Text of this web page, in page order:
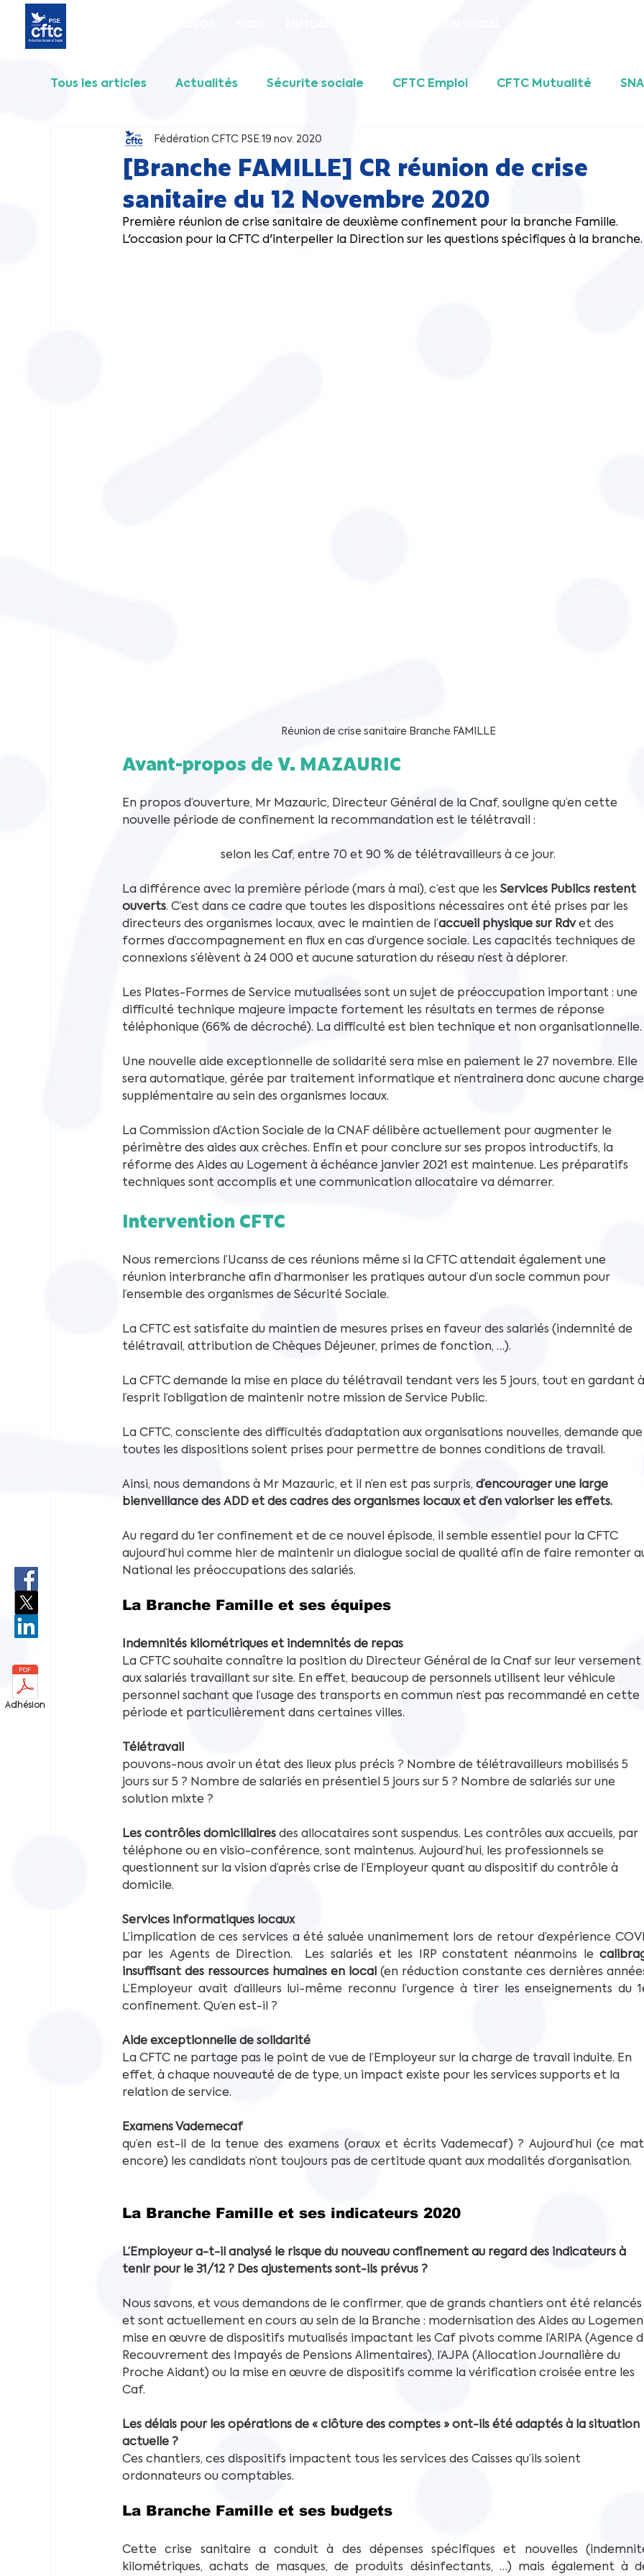
Adhésion
Tous les articles Actualités Sécurite sociale CFTC Emploi CFTC Mutualité
FORMATION MISSION LOCALE
Communiqué intersyndical
[Branche FAMILLE] CR réunion de crise
sanitaire du 12 Novembre 2020
Fédération CFTC PSE 19 nov. 2020
Première réunion de crise sanitaire de deuxième confinement pour la branche Famille.
L'occasion pour la CFTC d'interpeller la Direction sur les questions spécifiques à la branche.
Réunion de crise sanitaire Branche FAMILLE
Avant-propos de V. MAZAURIC
En propos d’ouverture, Mr Mazauric, Directeur Général de la Cnaf, souligne qu’en cette
nouvelle période de confinement la recommandation est le télétravail :
selon les Caf, entre 70 et 90 % de télétravailleurs à ce jour.
La différence avec la première période (mars à mai), c’est que les Services Publics restent
ouverts. C’est dans ce cadre que toutes les dispositions nécessaires ont été prises par les
directeurs des organismes locaux, avec le maintien de l’accueil physique sur Rdv et des
formes d’accompagnement en flux en cas d’urgence sociale. Les capacités techniques de
connexions s’élèvent à 24 000 et aucune saturation du réseau n’est à déplorer.
Les Plates-Formes de Service mutualisées sont un sujet de préoccupation important : une
difficulté technique majeure impacte fortement les résultats en termes de réponse
téléphonique (66% de décroché). La difficulté est bien technique et non organisationnelle.
Une nouvelle aide exceptionnelle de solidarité sera mise en paiement le 27 novembre. Elle
sera automatique, gérée par traitement informatique et n’entrainera donc aucune
supplémentaire au sein des organismes locaux.
La Commission d’Action Sociale de la CNAF délibère actuellement pour augmenter le
périmètre des aides aux crèches. Enfin et pour conclure sur ses propos introductifs, la
réforme des Aides au Logement à échéance janvier 2021 est maintenue. Les préparatifs
techniques sont accomplis et une communication allocataire va démarrer.
Intervention CFTC
Nous remercions l’Ucanss de ces réunions même si la CFTC attendait également une
réunion interbranche afin d’harmoniser les pratiques autour d’un socle commun pour
l’ensemble des organismes de Sécurité Sociale.
La CFTC est satisfaite du maintien de mesures prises en faveur des salariés (indemnité de
télétravail, attribution de Chèques Déjeuner, primes de fonction, …).
La CFTC demande la mise en place du télétravail tendant vers les 5 jours, tout en gardant
l’esprit l’obligation de maintenir notre mission de Service Public.
La CFTC, consciente des difficultés d’adaptation aux organisations nouvelles, demande
toutes les dispositions soient prises pour permettre de bonnes conditions de travail.
Ainsi, nous demandons à Mr Mazauric, et il n’en est pas surpris, d’encourager une large
bienveillance des ADD et des cadres des organismes locaux et d’en valoriser les effets.
Au regard du 1er confinement et de ce nouvel épisode, il semble essentiel pour la CFTC
aujourd’hui comme hier de maintenir un dialogue social de qualité afin de faire remonter
National les préoccupations des salariés.
La Branche Famille et ses équipes
Indemnités kilométriques et indemnités de repas
La CFTC souhaite connaître la position du Directeur Général de la Cnaf sur leur versement
aux salariés travaillant sur site. En effet, beaucoup de personnels utilisent leur véhicule
personnel sachant que l’usage des transports en commun n’est pas recommandé en cette
période et particulièrement dans certaines villes.
Télétravail
pouvons-nous avoir un état des lieux plus précis ? Nombre de télétravailleurs mobilisés 5
jours sur 5 ? Nombre de salariés en présentiel 5 jours sur 5 ? Nombre de salariés sur une
solution mixte ?
Les contrôles domiciliaires des allocataires sont suspendus. Les contrôles aux accueils, par
téléphone ou en visio-conférence, sont maintenus. Aujourd’hui, les professionnels se
questionnent sur la vision d’après crise de l’Employeur quant au dispositif du contrôle à
domicile.
Services informatiques locaux
L’implication de ces services a été saluée unanimement lors de retour d’expérience
par les Agents de Direction.  Les salariés et les IRP constatent néanmoins le
insuffisant des ressources humaines en local (en réduction constante ces dernières
L’Employeur avait d’ailleurs lui-même reconnu l’urgence à tirer les enseignements du
confinement. Qu’en est-il ?
Aide exceptionnelle de solidarité
La CFTC ne partage pas le point de vue de l’Employeur sur la charge de travail induite. En
effet, à chaque nouveauté de de type, un impact existe pour les services supports et la
relation de service.
Examens Vademecaf
qu’en est-il de la tenue des examens (oraux et écrits Vademecaf) ? Aujourd’hui (ce
encore) les candidats n’ont toujours pas de certitude quant aux modalités d’organisation.
La Branche Famille et ses indicateurs 2020
L’Employeur a-t-il analysé le risque du nouveau confinement au regard des indicateurs à
tenir pour le 31/12 ? Des ajustements sont-ils prévus ?
Nous savons, et vous demandons de le confirmer, que de grands chantiers ont été relancés
et sont actuellement en cours au sein de la Branche : modernisation des Aides au
mise en œuvre de dispositifs mutualisés impactant les Caf pivots comme l’ARIPA (Agence
Recouvrement des Impayés de Pensions Alimentaires), l’AJPA (Allocation Journalière du
Proche Aidant) ou la mise en œuvre de dispositifs comme la vérification croisée entre les
Caf.
Les délais pour les opérations de « clôture des comptes » ont-ils été adaptés à la situation
actuelle ?
Ces chantiers, ces dispositifs impactent tous les services des Caisses qu’ils soient
ordonnateurs ou comptables.
La Branche Famille et ses budgets
Cette crise sanitaire a conduit à des dépenses spécifiques et nouvelles
kilométriques, achats de masques, de produits désinfectants, …) mais également à